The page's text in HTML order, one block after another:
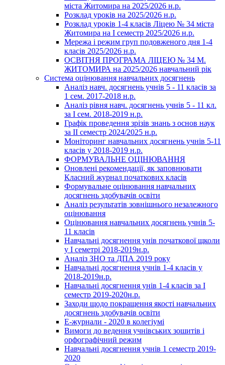
міста Житомира на 2025/2026 н.р.
Розклад уроків на 2025/2026 н.р.
Розклад уроків 1-4 класів Ліцею № 34 міста
Житомира на І семестр 2025/2026 н.р.
Мережа і режим груп подовженого дня 1-4
класів 2025/2026 н.р.
ОСВІТНЯ ПРОГРАМА ЛІЦЕЮ № 34 М.
ЖИТОМИРА на 2025/2026 навчальний рік
Система оцінювання навчальних досягнень
Аналіз навч. досягнень учнів 5 - 11 класів за
1 сем. 2017-2018 н.р.
Аналіз рівня навч. досягнень учнів 5 - 11 кл.
за І сем. 2018-2019 н.р.
Графік проведення зрізів знань з основ наук
за ІІ семестр 2024/2025 н.р.
Моніторинг навчальних досягнень учнів 5-11
класів у 2018-2019 н.р.
ФОРМУВАЛЬНЕ ОЦІНЮВАННЯ
Оновлені рекомендації, як заповнювати
Класний журнал початкових класів
Формувальне оцінювання навчальних
досягнень здобувачів освіти
Аналіз результатів зовнішнього незалежного
оцінювання
Оцінювання навчальних досягнень учнів 5-
11 класів
Навчальні досягнення унів початкової щколи
у І семетрі 2018-2019н.р.
Аналіз ЗНО та ДПА 2019 року
Навчальні досягнення учнів 1-4 класів у
2018-2019н.р.
Навчальні досягнення унів 1-4 класів за І
семестр 2019-2020н.р.
Заходи щодо покращення якості навчальних
досягнень здобувачів освіти
Е-журнали - 2020 в колегіумі
Вимоги до ведення учнівських зошитів і
орфографічний режим
Навчальні досягнення учнів 1 семестр 2019-
2020